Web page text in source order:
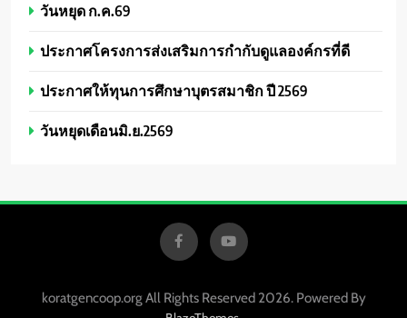
วันหยุด ก.ค.69
ประกาศโครงการส่งเสริมการกำกับดูแลองค์กรที่ดี
ประกาศให้ทุนการศึกษาบุตรสมาชิก ปี 2569
วันหยุดเดือนมิ.ย.2569
koratgencoop.org All Rights Reserved 2026. Powered By